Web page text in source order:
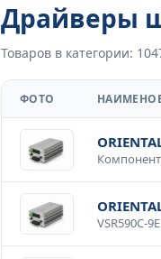
Драйверы
Товаров в категории:
ФОТО